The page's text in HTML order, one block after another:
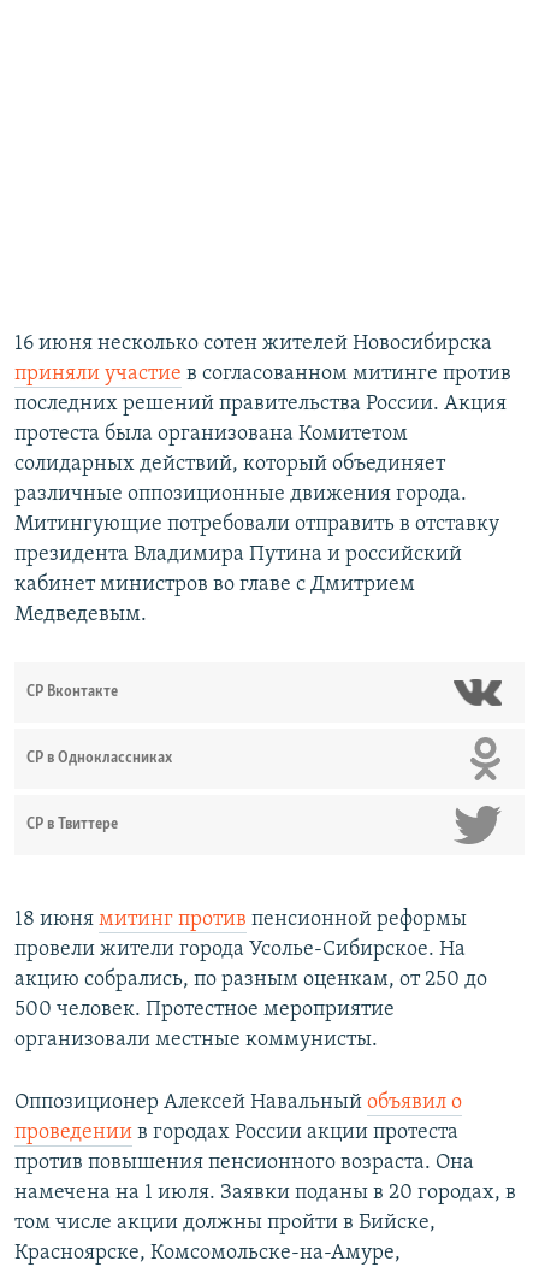
16 июня несколько сотен жителей Новосибирска
приняли участие в согласованном митинге против
последних решений правительства России. Акция
протеста была организована Комитетом
солидарных действий, который объединяет
различные оппозиционные движения города.
Митингующие потребовали отправить в отставку
президента Владимира Путина и российский
кабинет министров во главе с Дмитрием
Медведевым.
СР Вконтакте
СР в Одноклассниках
СР в Твиттере
18 июня митинг против пенсионной реформы
провели жители города Усолье-Сибирское. На
акцию собрались, по разным оценкам, от 250 до
500 человек. Протестное мероприятие
организовали местные коммунисты.
Оппозиционер Алексей Навальный объявил о
проведении в городах России акции протеста
против повышения пенсионного возраста. Она
намечена на 1 июля. Заявки поданы в 20 городах, в
том числе акции должны пройти в Бийске,
Красноярске, Комсомольске-на-Амуре,